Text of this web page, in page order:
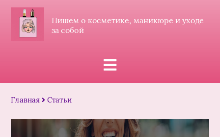
Пишем о косметике, маникюре и уходе
за собой
Главная Статьи